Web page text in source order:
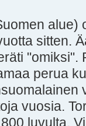
alue)
sitten.
"omiksi".
perua
vuosia.
luvulta.